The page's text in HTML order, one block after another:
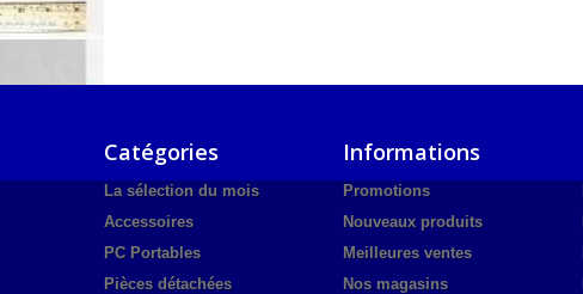
Catégories
La sélection du mois
Accessoires
PC Portables
Pièces détachées
Informations
Promotions
Nouveaux produits
Meilleures ventes
Nos magasins